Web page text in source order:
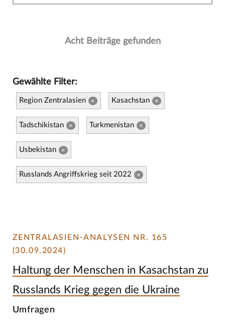
Acht Beiträge gefunden
Gewählte Filter:
Region Zentralasien × Kasachstan ×
Tadschikistan × Turkmenistan ×
Usbekistan ×
Russlands Angriffskrieg seit 2022 ×
ZENTRALASIEN-ANALYSEN NR. 165
(30.09.2024)
Haltung der Menschen in Kasachstan zu
Russlands Krieg gegen die Ukraine
Umfragen